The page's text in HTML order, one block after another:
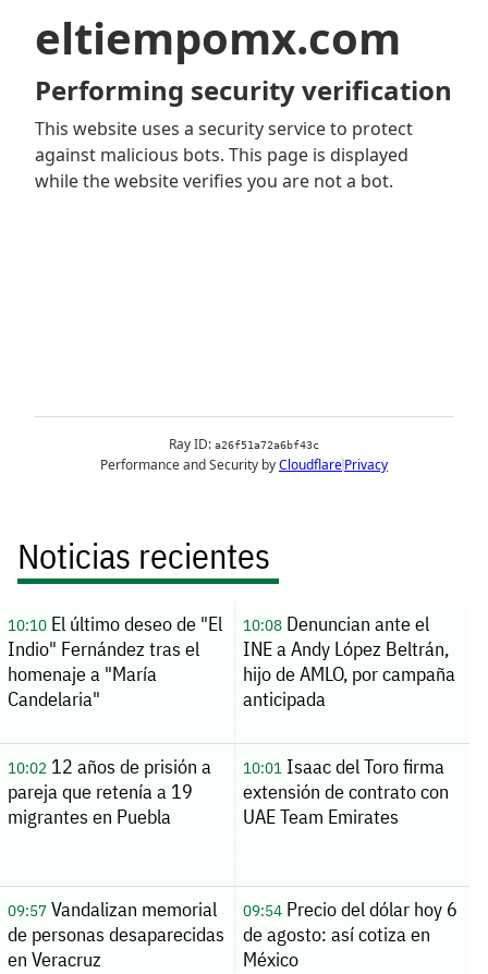
Noticias recientes
10:10El último deseo de "El
Indio" Fernández tras el
homenaje a "María
Candelaria"
10:08Denuncian ante el
INE a Andy López Beltrán,
hijo de AMLO, por campaña
anticipada
10:0212 años de prisión a
pareja que retenía a 19
migrantes en Puebla
10:01Isaac del Toro firma
extensión de contrato con
UAE Team Emirates
09:57Vandalizan memorial
de personas desaparecidas
en Veracruz
09:54Precio del dólar hoy 6
de agosto: así cotiza en
México